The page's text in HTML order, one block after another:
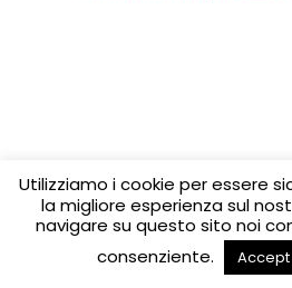
Utilizziamo i cookie per essere
la migliore esperienza sul
navigare su questo sito noi
consenziente.
Accept